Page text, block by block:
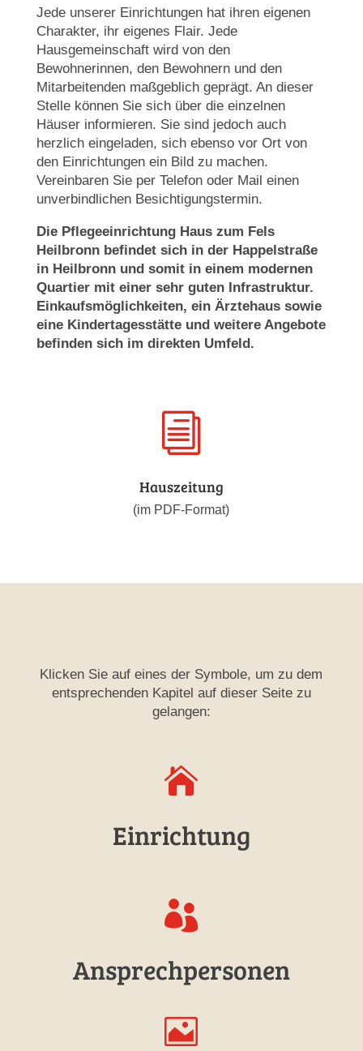
Jede unserer Einrichtungen hat ihren eigenen
Charakter, ihr eigenes Flair. Jede
Hausgemeinschaft wird von den
Bewohnerinnen, den Bewohnern und den
Mitarbeitenden maßgeblich geprägt. An dieser
Stelle können Sie sich über die einzelnen
Häuser informieren. Sie sind jedoch auch
herzlich eingeladen, sich ebenso vor Ort von
den Einrichtungen ein Bild zu machen.
Vereinbaren Sie per Telefon oder Mail einen
unverbindlichen Besichtigungstermin.
Die Pflegeeinrichtung Haus zum Fels
Heilbronn befindet sich in der Happelstraße
in Heilbronn und somit in einem modernen
Quartier mit einer sehr guten Infrastruktur.
Einkaufsmöglichkeiten, ein Ärztehaus sowie
eine Kindertagesstätte und weitere Angebote
befinden sich im direkten Umfeld.
i
Hauszeitung
(im PDF-Format)
Klicken Sie auf eines der Symbole, um zu dem
entsprechenden Kapitel auf dieser Seite zu
gelangen:

Einrichtung

Ansprechpersonen
